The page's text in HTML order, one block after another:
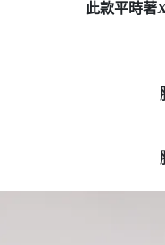
此款平時著